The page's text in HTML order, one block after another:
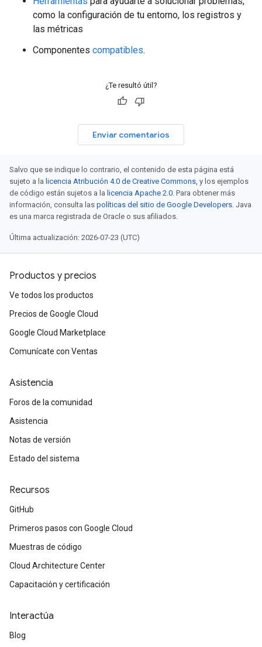
como la configuración de tu entorno, los registros y
las métricas
Componentes compatibles.
¿Te resultó útil?
Enviar comentarios
Salvo que se indique lo contrario, el contenido de esta página está
sujeto a la licencia Atribución 4.0 de Creative Commons, y los ejemplos
de código están sujetos a la licencia Apache 2.0. Para obtener más
información, consulta las políticas del sitio de Google Developers. Java
es una marca registrada de Oracle o sus afiliados.
Última actualización: 2026-07-23 (UTC)
Productos y precios
Ve todos los productos
Precios de Google Cloud
Google Cloud Marketplace
Comunícate con Ventas
Asistencia
Foros de la comunidad
Asistencia
Notas de versión
Estado del sistema
Recursos
GitHub
Primeros pasos con Google Cloud
Muestras de código
Cloud Architecture Center
Capacitación y certificación
Interactúa
Blog